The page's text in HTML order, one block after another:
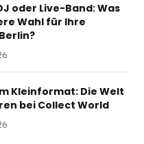
oder Live-Band: Was
Wahl für Ihre
Kleinformat: Die Welt
bei Collect World